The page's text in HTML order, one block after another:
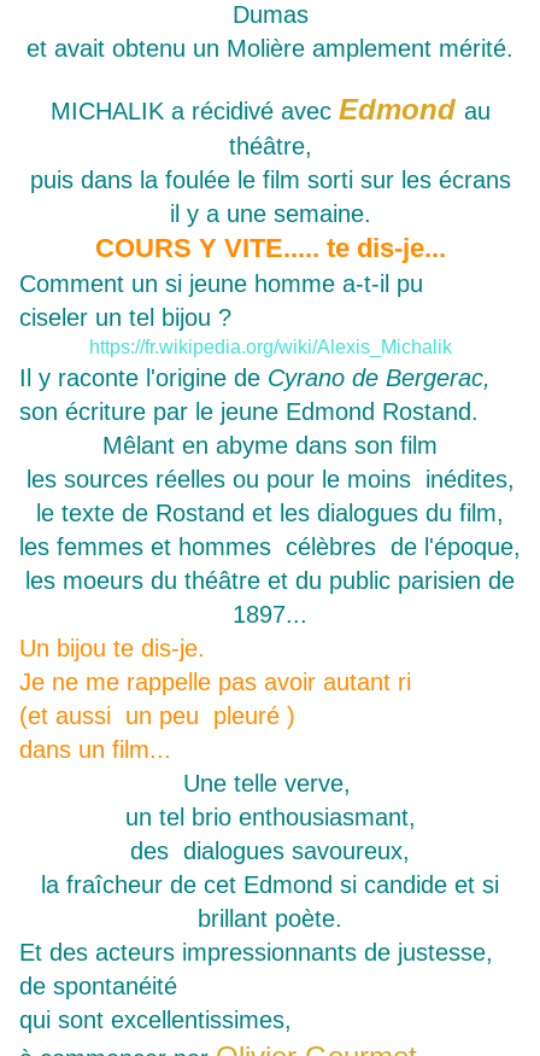
Dumas
et avait obtenu un Molière amplement mérité.
MICHALIK a récidivé avec Edmond au
théâtre,
puis dans la foulée le film sorti sur les écrans
il y a une semaine.
COURS Y VITE..... te dis-je...
Comment un si jeune homme a-t-il pu
ciseler un tel bijou ?
https://fr.wikipedia.org/wiki/Alexis_Michalik
Il y raconte l'origine de Cyrano de Bergerac,
son écriture par le jeune Edmond Rostand.
Mêlant en abyme dans son film
les sources réelles ou pour le moins inédites,
le texte de Rostand et les dialogues du film,
les femmes et hommes célèbres de l'époque,
les moeurs du théâtre et du public parisien de
1897...
Un bijou te dis-je.
Je ne me rappelle pas avoir autant ri
(et aussi un peu pleuré )
dans un film...
Une telle verve,
un tel brio enthousiasmant,
des dialogues savoureux,
la fraîcheur de cet Edmond si candide et si
brillant poète.
Et des acteurs impressionnants de justesse,
de spontanéité
qui sont excellentissimes,